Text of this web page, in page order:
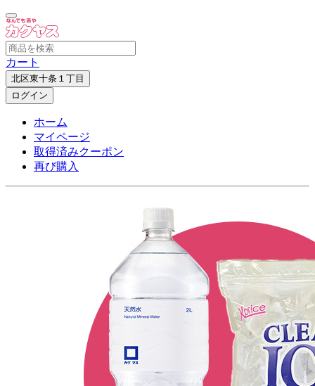
カート
北区東十条１丁目
ログイン
ホーム
マイページ
取得済みクーポン
再び購入